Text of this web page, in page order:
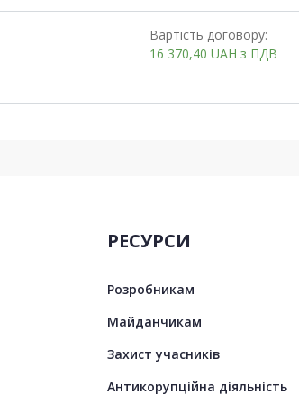
Вартість договору:
16 370,40 UAH з ПДВ
РЕСУРСИ
Розробникам
Майданчикам
Захист учасників
Антикорупційна діяльність